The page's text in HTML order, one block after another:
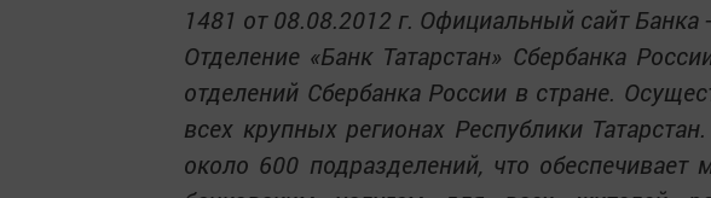
1481 от 08.08.2012 г. Официальный сайт Банка
Отделение «Банк Татарстан» Сбербанка
отделений Сбербанка России в стране.
всех крупных регионах Республики
около 600 подразделений, что обеспечивает